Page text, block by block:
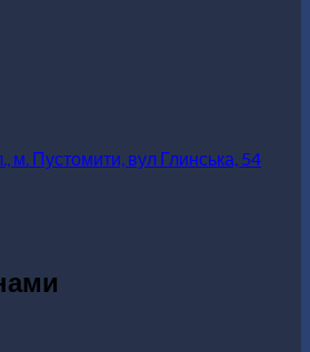
м. Пустомити, вул Глинська, 54